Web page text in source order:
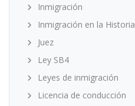
Inmigración
Inmigración en la Historia
Juez
Ley SB4
Leyes de inmigración
Licencia de conducción